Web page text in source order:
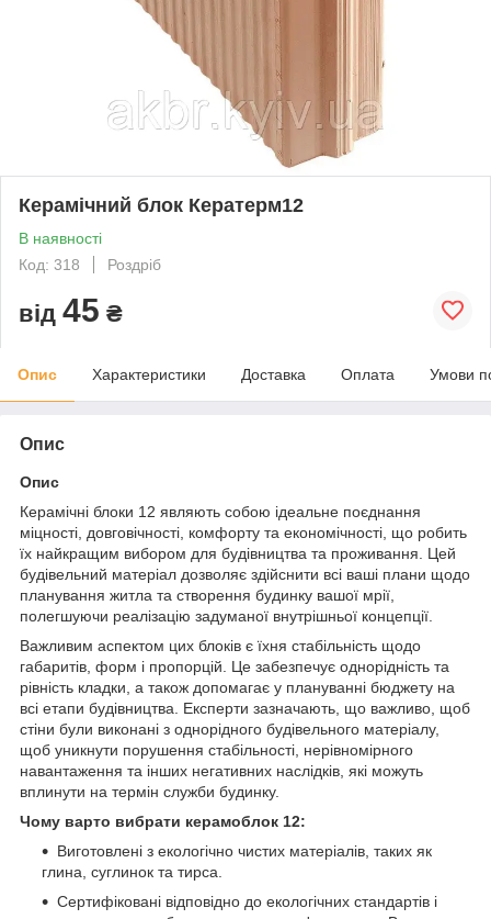
Керамічний блок Кератерм12
В наявності
Код: 318
Роздріб
від 45 ₴
Опис Характеристики Доставка Оплата Умови
Опис
Опис
Керамічні блоки 12 являють собою ідеальне поєднання
міцності, довговічності, комфорту та економічності, що робить
їх найкращим вибором для будівництва та проживання. Цей
будівельний матеріал дозволяє здійснити всі ваші плани щодо
планування житла та створення будинку вашої мрії,
полегшуючи реалізацію задуманої внутрішньої концепції.
Важливим аспектом цих блоків є їхня стабільність щодо
габаритів, форм і пропорцій. Це забезпечує однорідність та
рівність кладки, а також допомагає у плануванні бюджету на
всі етапи будівництва. Експерти зазначають, що важливо, щоб
стіни були виконані з однорідного будівельного матеріалу,
щоб уникнути порушення стабільності, нерівномірного
навантаження та інших негативних наслідків, які можуть
вплинути на термін служби будинку.
Чому варто вибрати керамоблок 12:
Виготовлені з екологічно чистих матеріалів, таких як
глина, суглинок та тирса.
Сертифіковані відповідно до екологічних стандартів і